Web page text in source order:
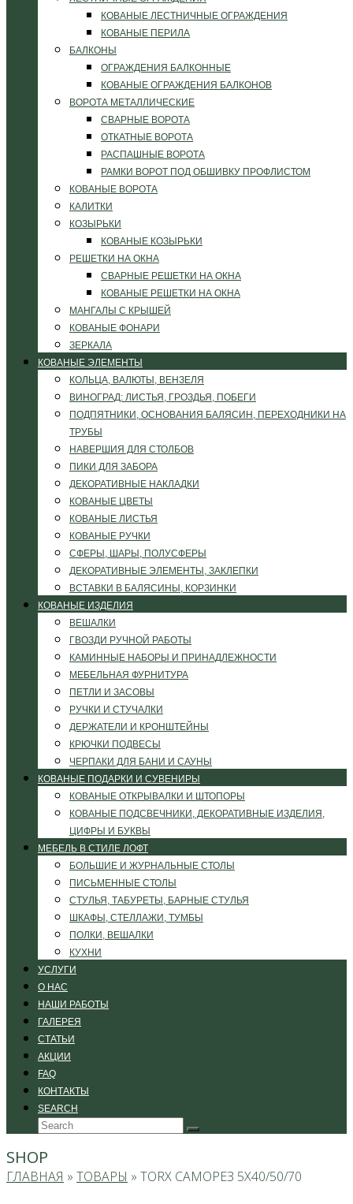
КОВАНЫЕ ЛЕСТНИЧНЫЕ ОГРАЖДЕНИЯ
КОВАНЫЕ ПЕРИЛА
БАЛКОНЫ
ОГРАЖДЕНИЯ БАЛКОННЫЕ
КОВАНЫЕ ОГРАЖДЕНИЯ БАЛКОНОВ
ВОРОТА МЕТАЛЛИЧЕСКИЕ
СВАРНЫЕ ВОРОТА
ОТКАТНЫЕ ВОРОТА
РАСПАШНЫЕ ВОРОТА
РАМКИ ВОРОТ ПОД ОБШИВКУ ПРОФЛИСТОМ
КОВАНЫЕ ВОРОТА
КАЛИТКИ
КОЗЫРЬКИ
КОВАНЫЕ КОЗЫРЬКИ
РЕШЕТКИ НА ОКНА
СВАРНЫЕ РЕШЕТКИ НА ОКНА
КОВАНЫЕ РЕШЕТКИ НА ОКНА
МАНГАЛЫ С КРЫШЕЙ
КОВАНЫЕ ФОНАРИ
ЗЕРКАЛА
КОВАНЫЕ ЭЛЕМЕНТЫ
КОЛЬЦА, ВАЛЮТЫ, ВЕНЗЕЛЯ
ВИНОГРАД: ЛИСТЬЯ, ГРОЗДЬЯ, ПОБЕГИ
ПОДПЯТНИКИ, ОСНОВАНИЯ БАЛЯСИН, ПЕРЕХОДНИКИ НА
ТРУБЫ
НАВЕРШИЯ ДЛЯ СТОЛБОВ
ПИКИ ДЛЯ ЗАБОРА
ДЕКОРАТИВНЫЕ НАКЛАДКИ
КОВАНЫЕ ЦВЕТЫ
КОВАНЫЕ ЛИСТЬЯ
КОВАНЫЕ РУЧКИ
СФЕРЫ, ШАРЫ, ПОЛУСФЕРЫ
ДЕКОРАТИВНЫЕ ЭЛЕМЕНТЫ, ЗАКЛЕПКИ
ВСТАВКИ В БАЛЯСИНЫ, КОРЗИНКИ
КОВАНЫЕ ИЗДЕЛИЯ
ВЕШАЛКИ
ГВОЗДИ РУЧНОЙ РАБОТЫ
КАМИННЫЕ НАБОРЫ И ПРИНАДЛЕЖНОСТИ
МЕБЕЛЬНАЯ ФУРНИТУРА
ПЕТЛИ И ЗАСОВЫ
РУЧКИ И СТУЧАЛКИ
ДЕРЖАТЕЛИ И КРОНШТЕЙНЫ
КРЮЧКИ ПОДВЕСЫ
ЧЕРПАКИ ДЛЯ БАНИ И САУНЫ
КОВАНЫЕ ПОДАРКИ И СУВЕНИРЫ
КОВАНЫЕ ОТКРЫВАЛКИ И ШТОПОРЫ
КОВАНЫЕ ПОДСВЕЧНИКИ, ДЕКОРАТИВНЫЕ ИЗДЕЛИЯ,
ЦИФРЫ И БУКВЫ
МЕБЕЛЬ В СТИЛЕ ЛОФТ
БОЛЬШИЕ И ЖУРНАЛЬНЫЕ СТОЛЫ
ПИСЬМЕННЫЕ СТОЛЫ
СТУЛЬЯ, ТАБУРЕТЫ, БАРНЫЕ СТУЛЬЯ
ШКАФЫ, СТЕЛЛАЖИ, ТУМБЫ
ПОЛКИ, ВЕШАЛКИ
КУХНИ
УСЛУГИ
О НАС
НАШИ РАБОТЫ
ГАЛЕРЕЯ
СТАТЬИ
АКЦИИ
FAQ
КОНТАКТЫ
SEARCH
Search
Submit
SHOP
ГЛАВНАЯ » ТОВАРЫ » TORX САМОРЕЗ 5X40/50/70